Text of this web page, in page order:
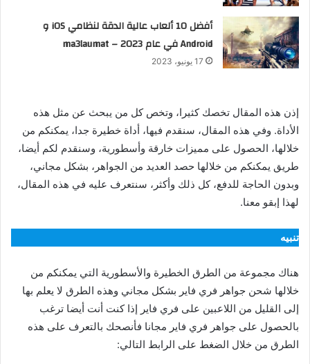
أفضل 10 ألعاب عالية الدقة لنظامي iOS و
Android في عام 2023 – ma3laumat
17 يونيو، 2023
إذن هذه المقال تخصك كثيرا، وتخص كل من يبحث عن مثل هذه
الأداة. وفي هذه المقال، سنقدم فيها، أداة خطيرة جدا، يمكنكم من
خلالها، الحصول على مميزات خارقة وأسطورية، وسنقدم لكم أيضا،
طريق يمكنكم من خلالها حصد العديد من الجواهر، بشكل مجاني،
وبدون الحاجة للدفع، كل ذلك وأكثر، سنتعرف عليه في هذه المقال،
لهذا إبقو معنا.
تنبيه
هناك مجموعة من الطرق الخطيرة والأسطورية التي يمكنكم من
خلالها شحن جواهر فري فاير بشكل مجاني وهذه الطرق لا يعلم بها
إلى القليل من اللاعبين على فري فاير إذا كنت أنت أيضا ترغب
بالحصول على جواهر فري فاير مجانا فأنصحك بالتعرف على هذه
الطرق من خلال الضغط على الرابط التالي: